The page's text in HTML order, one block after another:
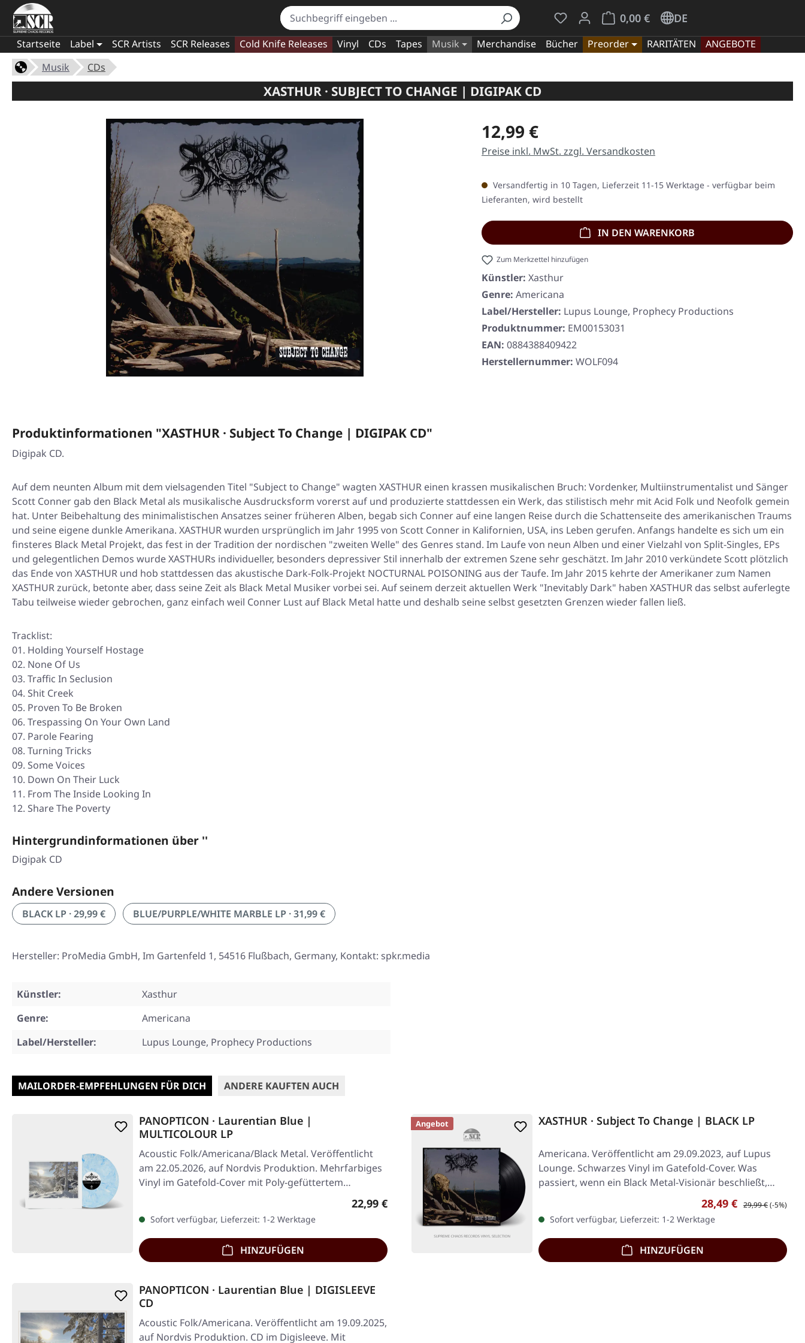
Du hast 0 Produkte auf dem Merkzettel
0,00 €
Warenkorb enthält 0 Positionen. Der
DE
Startseite Label SCR Artists SCR Releases Cold Knife Releases Vinyl CDs Tapes Musik Merchandise Bücher Preorder RARITÄTEN
ANGEBOTE
Musik
CDs
XASTHUR · SUBJECT TO CHANGE | DIGIPAK CD
Regulärer Preis:
12,99 €
Preise inkl. MwSt. zzgl. Versandkosten
Versandfertig in 10 Tagen, Lieferzeit 11-15 Werktage - verfügbar beim
Lieferanten, wird bestellt
IN DEN WARENKORB
Zum Merkzettel hinzufügen
Künstler: Xasthur
Genre: Americana
Label/Hersteller: Lupus Lounge, Prophecy Productions
Produktnummer: EM00153031
EAN: 0884388409422
Herstellernummer: WOLF094
Produktinformationen "XASTHUR · Subject To Change | DIGIPAK CD"
Digipak CD.
Auf dem neunten Album mit dem vielsagenden Titel "Subject to Change" wagten XASTHUR einen krassen musikalischen Bruch: Vordenker, Multiinstrumentalist und Sänger
Scott Conner gab den Black Metal als musikalische Ausdrucksform vorerst auf und produzierte stattdessen ein Werk, das stilistisch mehr mit Acid Folk und Neofolk gemein
hat. Unter Beibehaltung des minimalistischen Ansatzes seiner früheren Alben, begab sich Conner auf eine langen Reise durch die Schattenseite des amerikanischen Traums
und seine eigene dunkle Amerikana. XASTHUR wurden ursprünglich im Jahr 1995 von Scott Conner in Kalifornien, USA, ins Leben gerufen. Anfangs handelte es sich um ein
finsteres Black Metal Projekt, das fest in der Tradition der nordischen "zweiten Welle" des Genres stand. Im Laufe von neun Alben und einer Vielzahl von Split-Singles, EPs
und gelegentlichen Demos wurde XASTHURs individueller, besonders depressiver Stil innerhalb der extremen Szene sehr geschätzt. Im Jahr 2010 verkündete Scott plötzlich
das Ende von XASTHUR und hob stattdessen das akustische Dark-Folk-Projekt NOCTURNAL POISONING aus der Taufe. Im Jahr 2015 kehrte der Amerikaner zum Namen
XASTHUR zurück, betonte aber, dass seine Zeit als Black Metal Musiker vorbei sei. Auf seinem derzeit aktuellen Werk "Inevitably Dark" haben XASTHUR das selbst auferlegte
Tabu teilweise wieder gebrochen, ganz einfach weil Conner Lust auf Black Metal hatte und deshalb seine selbst gesetzten Grenzen wieder fallen ließ.
Tracklist:
01. Holding Yourself Hostage
02. None Of Us
03. Traffic In Seclusion
04. Shit Creek
05. Proven To Be Broken
06. Trespassing On Your Own Land
07. Parole Fearing
08. Turning Tricks
09. Some Voices
10. Down On Their Luck
11. From The Inside Looking In
12. Share The Poverty
Hintergrundinformationen über ''
Digipak CD
Andere Versionen
BLACK LP · 29,99 € BLUE/PURPLE/WHITE MARBLE LP · 31,99 €
Hersteller: ProMedia GmbH, Im Gartenfeld 1, 54516 Flußbach, Germany, Kontakt: spkr.media
Künstler:
Xasthur
Genre:
Americana
Label/Hersteller:
Lupus Lounge, Prophecy Productions
MAILORDER-EMPFEHLUNGEN FÜR DICH ANDERE KAUFTEN AUCH
PANOPTICON · Laurentian Blue |
MULTICOLOUR LP
Acoustic Folk/Americana/Black Metal. Veröffentlicht
am 22.05.2026, auf Nordvis Produktion. Mehrfarbiges
Vinyl im Gatefold-Cover mit Poly-gefüttertem…
Regulärer Preis:
22,99 €
Sofort verfügbar, Lieferzeit: 1-2 Werktage
HINZUFÜGEN
Angebot XASTHUR · Subject To Change | BLACK LP
Americana. Veröffentlicht am 29.09.2023, auf Lupus
Lounge. Schwarzes Vinyl im Gatefold-Cover. Was
passiert, wenn ein Black Metal-Visionär beschließt,…
Verkaufspreis:
28,49 € Regulärer Preis:
29,99 €(-5%)
Sofort verfügbar, Lieferzeit: 1-2 Werktage
HINZUFÜGEN
PANOPTICON · Laurentian Blue | DIGISLEEVE
CD
Acoustic Folk/Americana. Veröffentlicht am 19.09.2025,
auf Nordvis Produktion. CD im Digisleeve. Mit